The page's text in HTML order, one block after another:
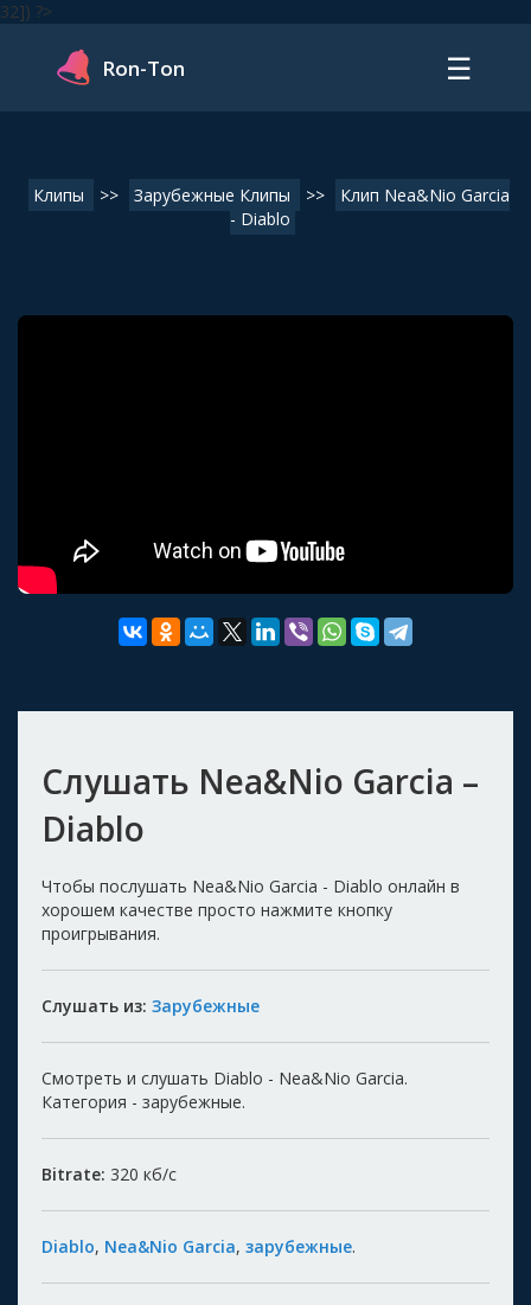
32]) ?>
Ron-Ton ☰
Клипы >> Зарубежные Клипы >>
Клип Nea&Nio Garcia
- Diablo
Слушать Nea&Nio Garcia –
Diablo
Чтобы послушать Nea&Nio Garcia - Diablo онлайн в
хорошем качестве просто нажмите кнопку
проигрывания.
Слушать из: Зарубежные
Смотреть и слушать Diablo - Nea&Nio Garcia.
Категория - зарубежные.
Bitrate: 320 кб/с
Diablo, Nea&Nio Garcia, зарубежные.